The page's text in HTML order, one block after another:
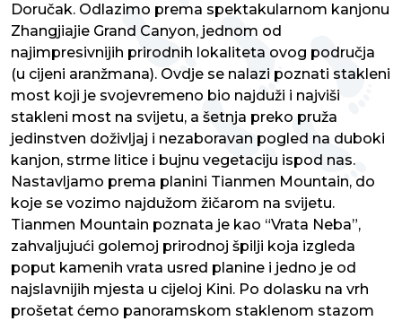
Doručak. Odlazimo prema spektakularnom kanjonu
Zhangjiajie Grand Canyon, jednom od
najimpresivnijih prirodnih lokaliteta ovog područja
(u cijeni aranžmana). Ovdje se nalazi poznati stakleni
most koji je svojevremeno bio najduži i najviši
stakleni most na svijetu, a šetnja preko pruža
jedinstven doživljaj i nezaboravan pogled na duboki
kanjon, strme litice i bujnu vegetaciju ispod nas.
Nastavljamo prema planini Tianmen Mountain, do
koje se vozimo najdužom žičarom na svijetu.
Tianmen Mountain poznata je kao “Vrata Neba”,
zahvaljujući golemoj prirodnoj špilji koja izgleda
poput kamenih vrata usred planine i jedno je od
najslavnijih mjesta u cijeloj Kini. Po dolasku na vrh
prošetat ćemo panoramskom staklenom stazom